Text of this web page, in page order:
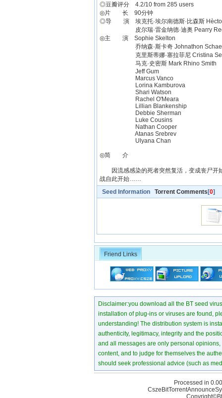
◎豆瓣评分 4.2/10 from 285 users
◎片 长 90分钟
◎导 演 埃克托·埃尔南德斯·比森斯
皮尔瑞·雷金纳德·迪奥 Pearry
◎主 演 Sophie Skelton
乔纳森·斯卡奇 Johnathon
克里斯蒂娜·塞拉菲尼 Cristina
马克·史密斯 Mark Rhino Smith
Jeff Gum
Marcus Vanco
Lorina Kamburova
Shari Watson
Rachel O'Meara
Lillian Blankenship
Debbie Sherman
Luke Cousins
Nathan Cooper
Atanas Srebrev
Ulyana Chan
◎简 介
因流感感染的死者突然复活，变成丧尸开
战自此开始……
Seed Information Torrent Comments [0]
Friend Links
Disclaimer:you download all the BT seed
installation of plug-ins or viruses are found,
understanding! The distribution system is
authenticity, legitimacy, integrity and the
and all messages are only personal
content, and to judge for themselves the
should seek professional advice (such as
Processed in